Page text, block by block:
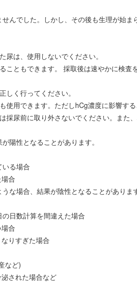
んでした。しかし、その後も生理が始
尿は、使用しないでください。
こともできます。 採取後は速やかに検査
しく行ってください。
使用できます。ただしhCg濃度に影響す
採尿前に取り外さないでください。また
陽性となることがあります。
いる場合
合
な場合、結果が陰性となることがありま
日数計算を間違えた場合
合
りすぎた場合
など)
された場合など